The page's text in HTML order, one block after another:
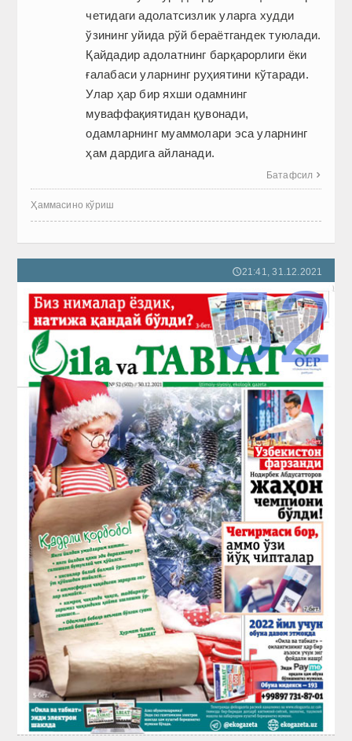
четидаги адолатсизлик уларга худди
ўзининг уйида рўй бераётгандек туюлади.
Қайдадир адолатнинг барқарорлиги ёки
ғалабаси уларнинг руҳиятини кўтаради.
Улар ҳар бир яхши одамнинг
муваффақиятидан қувонади,
одамларнинг муаммолари эса уларнинг
ҳам дардига айланади.
Батафсил 
Ҳаммасино кўриш
🕔21:41, 31.12.2021
52